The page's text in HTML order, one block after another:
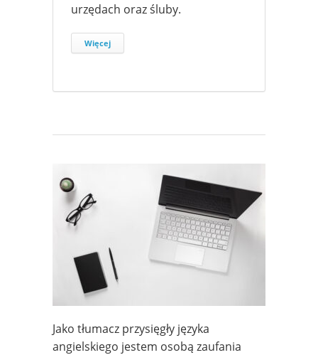
urzędach oraz śluby.
Więcej
Jako tłumacz przysięgły języka
angielskiego jestem osobą zaufania